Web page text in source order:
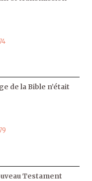
de la Bible n’était
Testament